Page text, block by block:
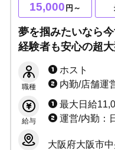
15,000 円～
夢を掴みたいなら
経験者も安心の超
体験入店へ！
職種
ホスト
内勤/店舗運
給与
最大日給
運営/内勤：